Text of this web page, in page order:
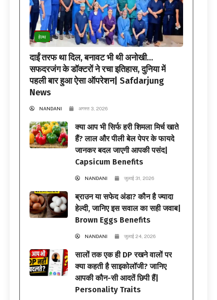
हेल्थ
दाईं तरफ था दिल, बनावट भी थी अनोखी…
सफदरजंग के डॉक्टरों ने रचा इतिहास, दुनिया में
पहली बार हुआ ऐसा ऑपरेशन| Safdarjung
News
NANDANI अगस्त 3, 2026
क्या आप भी सिर्फ हरी शिमला मिर्च खाते
हैं? लाल और पीली बेल पेपर के फायदे
जानकर बदल जाएगी आपकी पसंद|
Capsicum Benefits
NANDANI जुलाई 31, 2026
ब्राउन या सफेद अंडा? कौन है ज्यादा
हेल्दी, जानिए इस सवाल का सही जवाब|
Brown Eggs Benefits
NANDANI जुलाई 24, 2026
सालों तक एक ही DP रखने वालों पर
क्या कहती है साइकोलॉजी? जानिए
आपकी कौन-सी आदतें छिपी हैं|
Personality Traits